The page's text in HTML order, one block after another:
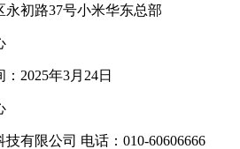
初路37号小米华东总部
2025年3月24日
有限公司 电话：010-60606666